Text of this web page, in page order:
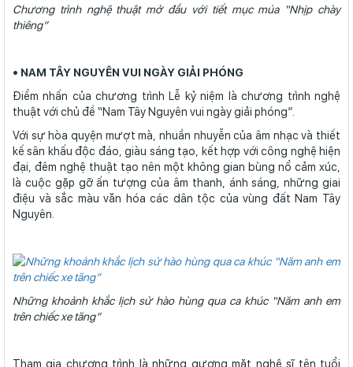
Chương trình nghệ thuật mở đầu với tiết mục múa “Nhịp chày
thiêng”
• NAM TÂY NGUYÊN VUI NGÀY GIẢI PHÓNG
Điểm nhấn của chương trình Lễ kỷ niệm là chương trình nghệ
thuật với chủ đề “Nam Tây Nguyên vui ngày giải phóng”.
Với sự hòa quyện mượt mà, nhuần nhuyễn của âm nhạc và thiết
kế sân khấu độc đáo, giàu sáng tạo, kết hợp với công nghệ hiện
đại, đêm nghệ thuật tạo nên một không gian bùng nổ cảm xúc,
là cuộc gặp gỡ ấn tượng của âm thanh, ánh sáng, những giai
điệu và sắc màu văn hóa các dân tộc của vùng đất Nam Tây
Nguyên.
Những khoảnh khắc lịch sử hào hùng qua ca khúc “Năm anh em
trên chiếc xe tăng”
Tham gia chương trình là những gương mặt nghệ sĩ tên tuổi